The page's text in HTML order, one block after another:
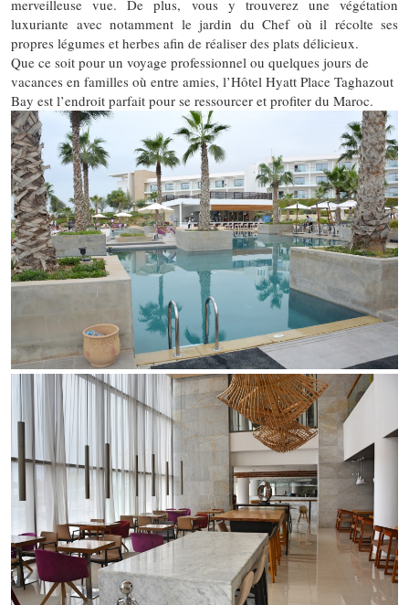
merveilleuse vue. De plus, vous y trouverez une végétation
luxuriante avec notamment le jardin du Chef où il récolte ses
propres légumes et herbes afin de réaliser des plats délicieux.
Que ce soit pour un voyage professionnel ou quelques jours de
vacances en familles où entre amies, l’Hôtel Hyatt Place Taghazout
Bay est l’endroit parfait pour se ressourcer et profiter du Maroc.